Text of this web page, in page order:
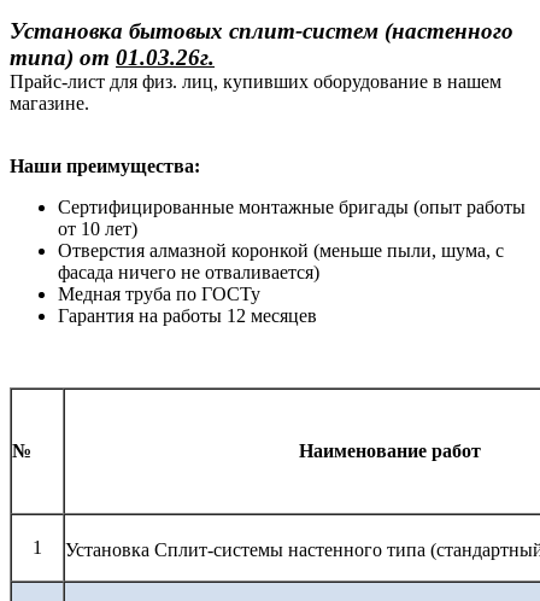
Установка бытовых сплит-систем (настенного
типа) от 01.03.26г.
Прайс-лист для физ. лиц, купивших оборудование в нашем
магазине.
Наши преимущества:
Сертифицированные монтажные бригады (опыт работы
от 10 лет)
Отверстия алмазной коронкой (меньше пыли, шума, с
фасада ничего не отваливается)
Медная труба по ГОСТу
Гарантия на работы 12 месяцев
№ Наименование работ
1 Установка Сплит-системы настенного типа